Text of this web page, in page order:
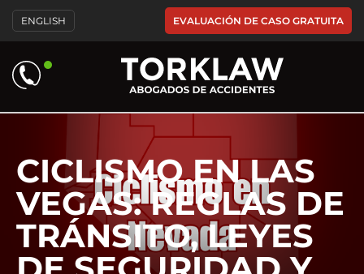
Please
note:
This
includes
an
ENGLISH EVALUACIÓN DE CASO GRATUITA
CICLISMO EN LAS
VEGAS: REGLAS DE
TRÁNSITO, LEYES